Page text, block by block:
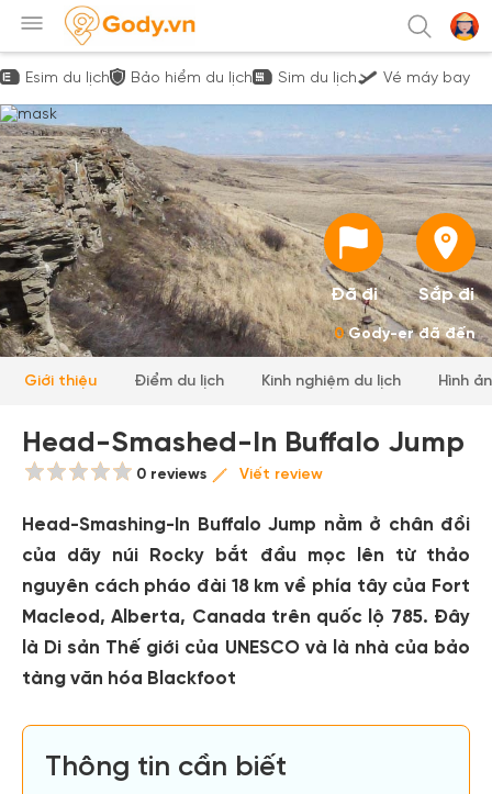
Esim du lịch Bảo hiểm du lịch Sim du lịch Vé máy bay
Đã đi Sắp đi
0Gody-er đã đến
Giới thiệu Điểm du lịch Kinh nghiệm du lịch Hình
Head-Smashed-In Buffalo Jump
0 reviews Viết review
Head-Smashing-In Buffalo Jump nằm ở chân đồi
của dãy núi Rocky bắt đầu mọc lên từ thảo
nguyên cách pháo đài 18 km về phía tây của Fort
Macleod, Alberta, Canada trên quốc lộ 785. Đây
là Di sản Thế giới của UNESCO và là nhà của bảo
tàng văn hóa Blackfoot
Thông tin cần biết